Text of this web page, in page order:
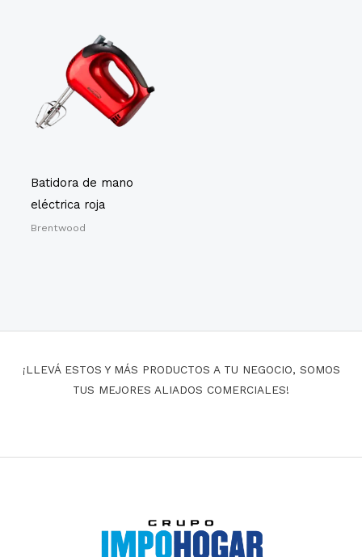
Batidora de mano
eléctrica roja
Brentwood
¡LLEVÁ ESTOS Y MÁS PRODUCTOS A TU NEGOCIO, SOMOS
TUS MEJORES ALIADOS COMERCIALES!